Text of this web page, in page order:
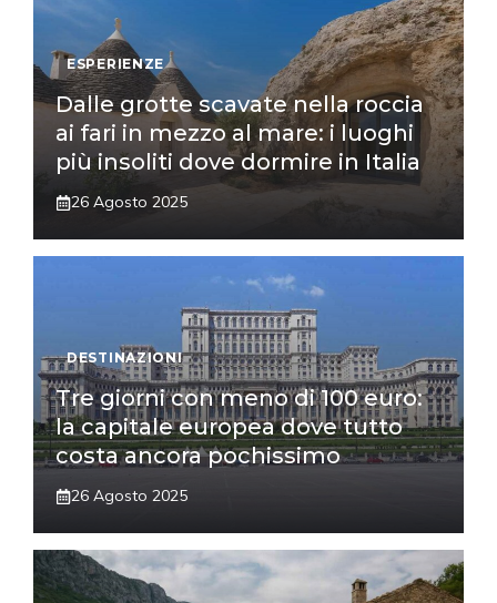
ESPERIENZE
Dalle grotte scavate nella roccia
ai fari in mezzo al mare: i luoghi
più insoliti dove dormire in Italia
26 Agosto 2025
DESTINAZIONI
Tre giorni con meno di 100 euro:
la capitale europea dove tutto
costa ancora pochissimo
26 Agosto 2025